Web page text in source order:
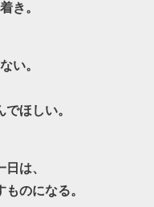
き。
い。
でほしい。
は、
のになる。